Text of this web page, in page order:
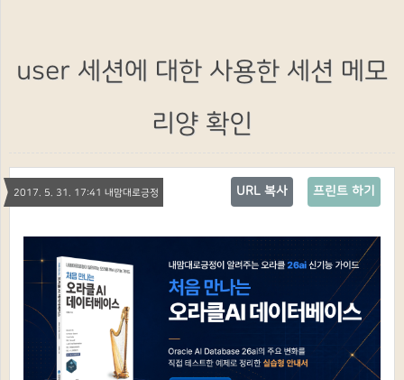
user 세션에 대한 사용한 세션 메모
리양 확인
2017. 5. 31. 17:41 내맘대로긍정 프린트 하기
URL 복사